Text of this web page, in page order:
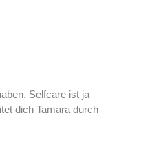
Selfcare ist ja
dich Tamara durch